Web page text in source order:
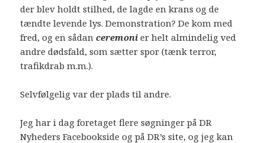
der blev holdt stilhed, de lagde en krans og de
tændte levende lys. Demonstration? De kom med
fred, og en sådanceremonier helt almindelig ved
andre dødsfald, som sætter spor (tænk terror,
trafikdrab m.m.).
Selvfølgelig var der plads til andre.
Jeg har i dag foretaget flere søgninger på DR
Nyheders Facebookside og på DR’s site, og jeg kan